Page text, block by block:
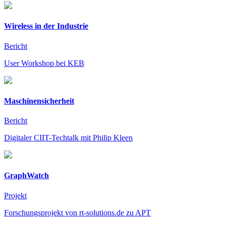
Wireless in der Industrie
Bericht
User Workshop bei KEB
Maschinensicherheit
Bericht
Digitaler CIIT-Techtalk mit Philip Kleen
GraphWatch
Projekt
Forschungsprojekt von rt-solutions.de zu APT